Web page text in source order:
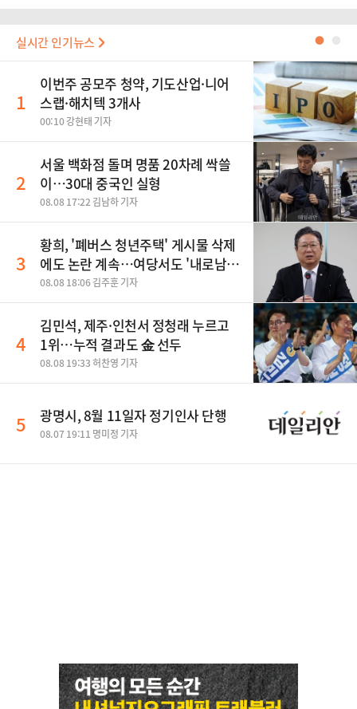
실시간 인기뉴스 ●
1
이번주 공모주 청약, 기도산업·니어
스랩·해치텍 3개사
00:10 강현태 기자
2
서울 백화점 돌며 명품 20차례 싹쓸
이…30대 중국인 실형
08.08 17:22 김남하 기자
3
황희, '폐버스 청년주택' 게시물 삭제
에도 논란 계속…여당서도 '내로남
불' 비판
08.08 18:06 김주훈 기자
4
김민석, 제주·인천서 정청래 누르고
1위…누적 결과도 金 선두
08.08 19:33 허찬영 기자
5 광명시, 8월 11일자 정기인사 단행
08.07 19:11 명미정 기자